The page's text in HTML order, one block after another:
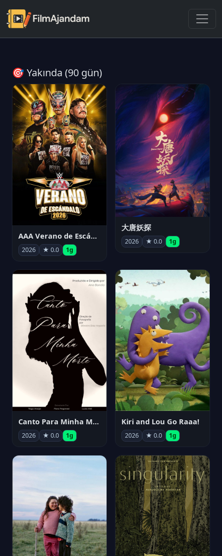
🎯 Yakında (90 gün)
AAA Verano de Escándalo 2026 - Week 3
2026 ★ 0.0 1g
大唐妖探
2026 ★ 0.0 1g
Canto Para Minha Morte
2026 ★ 0.0 1g
Kiri and Lou Go Raaa!
2026 ★ 0.0 1g